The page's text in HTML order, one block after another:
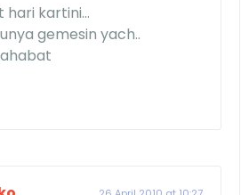
hari kartini...
gemesin yach..